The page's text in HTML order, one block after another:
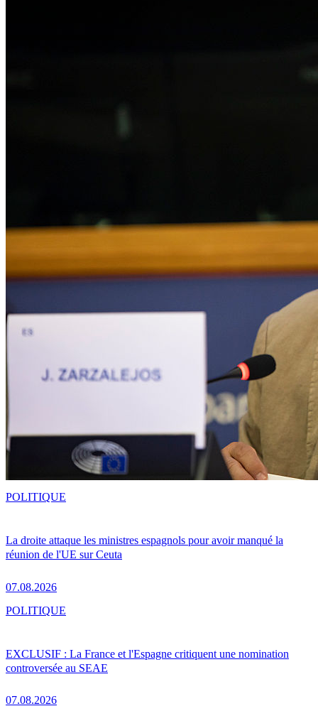
La droite attaque les ministres espagnols pour avoir manqué la
réunion de l'UE sur Ceuta
07.08.2026
POLITIQUE
EXCLUSIF : La France et l'Espagne critiquent une nomination
controversée au SEAE
07.08.2026
POLITIQUE